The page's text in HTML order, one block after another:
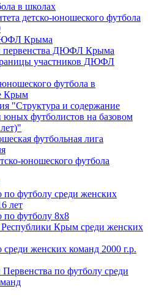
в школах
детско-юношеского футбола
Крыма
первенства ДЮФЛ Крыма
участников ДЮФЛ
футбола в
Крым
"Структура и содержание
юных футболистов на базовом
футбольная лига
юношеского футбола
по футболу среди женских
лет
по футболу 8х8
Крым среди женских
среди женских команд 2000 г.р.
по футболу среди